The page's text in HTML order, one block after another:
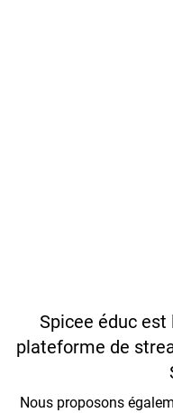
Spicee éduc
plateforme de
Nous proposons